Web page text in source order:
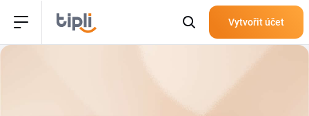
Vytvořit účet